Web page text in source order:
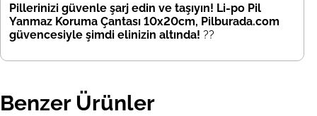
Pillerinizi güvenle şarj edin ve taşıyın! Li-po Pil
Yanmaz Koruma Çantası 10x20cm, Pilburada.com
güvencesiyle şimdi elinizin altında! ??
Benzer Ürünler